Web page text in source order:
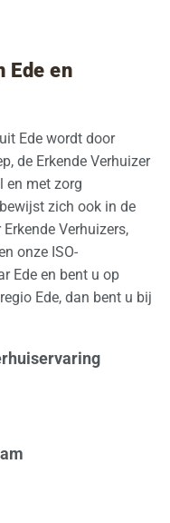
Ede en
Ede wordt door
de Erkende Verhuizer
en met zorg
zich ook in de
Verhuizers,
onze ISO-
Ede en bent u op
Ede, dan bent u bij